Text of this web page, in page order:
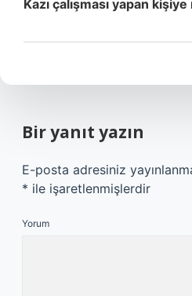
Kazı çalışması yapan
Bir yanıt yazın
E-posta adresiniz
* ile işaretlenmişlerdir
Yorum